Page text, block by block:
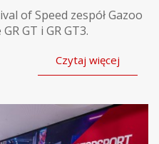
of Speed zespół Gazoo
GT i GR GT3.
Czytaj więcej